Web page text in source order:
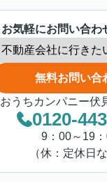
お気軽にお問い合わ
無料お問い合
おうちカンパニー伏
0120-
9：00～19
（休：定休日な